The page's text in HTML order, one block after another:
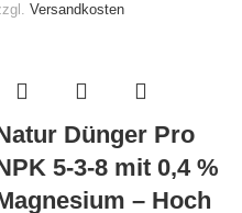
Versandkosten
Dünger Pro
5-3-8 mit 0,4 %
– Hoch